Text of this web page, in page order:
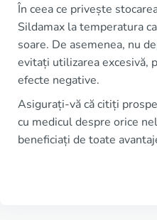
În ceea ce privește
Sildamax la temperatura
soare. De asemenea, nu
evitați utilizarea excesivă,
efecte negative.
Asigurați-vă că citiți
cu medicul despre orice
beneficiați de toate